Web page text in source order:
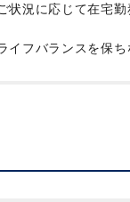
況に応じて在宅勤
フバランスを保